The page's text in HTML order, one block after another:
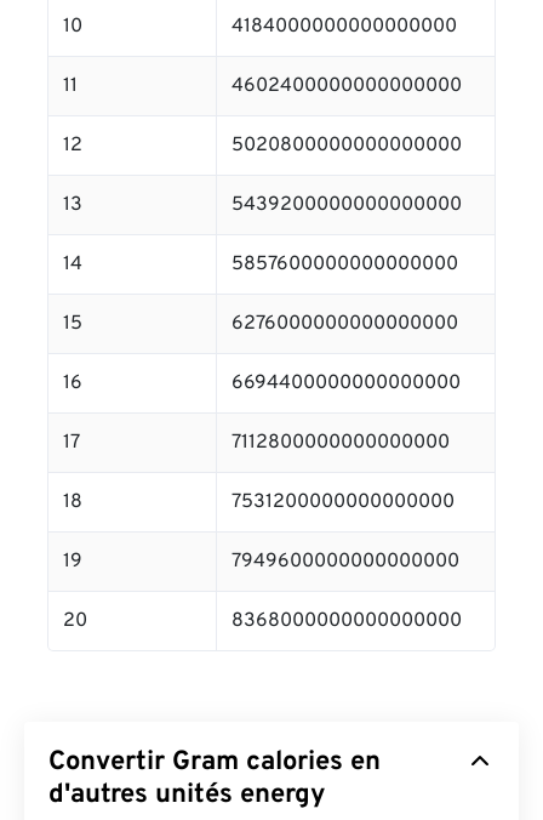
10 4184000000000000000
11 4602400000000000000
12 5020800000000000000
13 5439200000000000000
14 5857600000000000000
15 6276000000000000000
16 6694400000000000000
17 7112800000000000000
18 7531200000000000000
19 7949600000000000000
20 8368000000000000000
Convertir Gram calories en
d'autres unités energy